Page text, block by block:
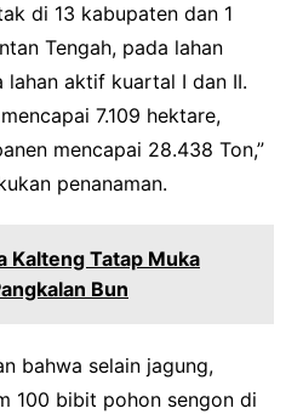
di 13 kabupaten dan 1
Tengah, pada lahan
lahan aktif kuartal I dan II.
7.109 hektare,
mencapai 28.438 Ton,”
penanaman.
Kalteng Tatap Muka
Bun
bahwa selain jagung,
100 bibit pohon sengon di